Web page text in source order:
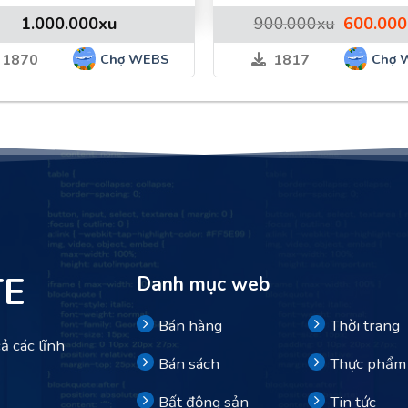
từ wordpress.org và giải nén vào thư mục gốc.
file .wpress vào next -> enjoy!
1.000.000xu
1870 Chợ WEBS
900.000xu Giá
gốc
là:
600.000
1817 Chợ
các lĩnh
Danh mục web
Bán hàng
Bán sách
Bất động sản
Thời trang
Thực phẩm
Tin tức